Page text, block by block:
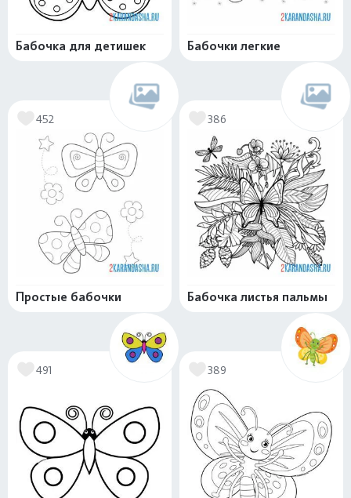
Бабочка для детишек Бабочки легкие
452
Простые бабочки
386
Бабочка листья пальмы
491 389